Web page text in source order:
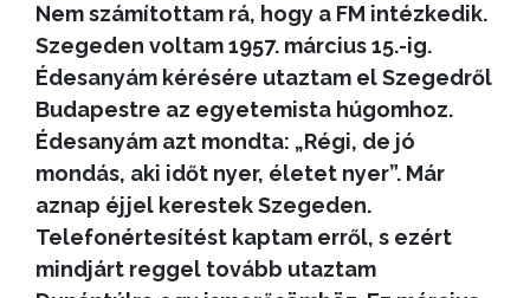
Nem számítottam rá, hogy a FM intézkedik.
Szegeden voltam 1957. március 15.-ig.
Édesanyám kérésére utaztam el Szegedről
Budapestre az egyetemista húgomhoz.
Édesanyám azt mondta: „Régi, de jó
mondás, aki időt nyer, életet nyer”. Már
aznap éjjel kerestek Szegeden.
Telefonértesítést kaptam erről, s ezért
mindjárt reggel tovább utaztam